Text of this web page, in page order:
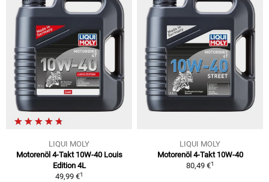
LIQUI MOLY
Motorenöl 4-Takt 10W-40 Louis
Edition 4L
49,99 €1
LIQUI MOLY
Motorenöl 4-Takt 10W-40
80,49 €1